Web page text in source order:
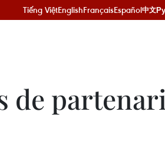
Tiếng ViệtEnglishFrançaisEspañol中文
de